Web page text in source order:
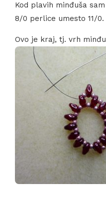
Kod plavih minđuša
8/0 perlice umesto 11/0.
Ovo je kraj, tj. vrh